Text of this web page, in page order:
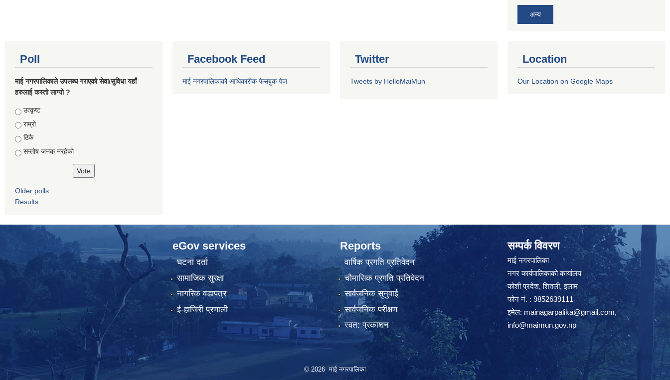
अन्य
Poll
माई नगरपालिकाले उपलब्ध गराएको सेवा/सुविधा यहाँ
हरुलाई कस्तो लाग्यो ?
Choices
उत्कृष्ट
राम्रो
ठिकै
सन्तोष जनक नरहेको
Older polls
Results
Facebook Feed
माई नगरपालिकाको आधिकारीक फेसबुक पेज
Twitter
Tweets by HelloMaiMun
Location
Our Location on Google Maps
eGov services
घटना दर्ता
सामाजिक सुरक्षा
नागरिक वडापत्र
ई-हाजिरी प्रणाली
Reports
वार्षिक प्रगति प्रतिवेदन
चौमासिक प्रगति प्रतिवेदन
सार्वजनिक सुनुवाई
सार्वजनिक परीक्षण
स्वत: प्रकाशन
सम्पर्क विवरण
माई नगरपालिका
नगर कार्यपालिकाको कार्यालय
कोशी प्रदेश, शितली, इलाम
फोन नं. : 9852639111
इमेल: mainagarpalika@gmail.com,
info@maimun.gov.np
© 2026 माई नगरपालिका